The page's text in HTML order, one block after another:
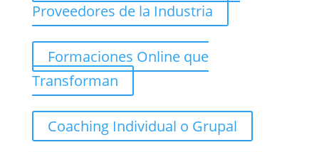
Proveedores de la Industria
Formaciones Online que
Transforman
Coaching Individual o Grupal